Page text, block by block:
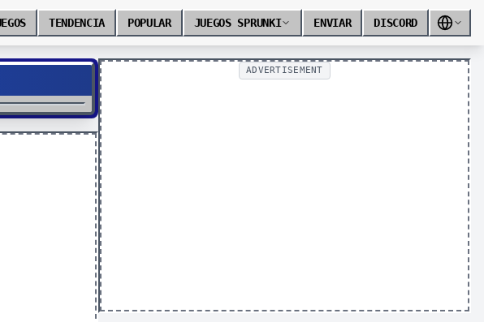
TENDENCIA POPULAR JUEGOS SPRUNKI ENVIAR DISCORD
ADVERTISEMENT